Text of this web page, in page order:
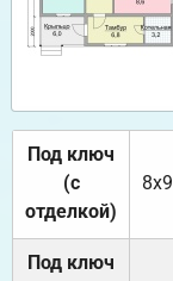
Под ключ
(с
отделкой)
8х9
Под ключ